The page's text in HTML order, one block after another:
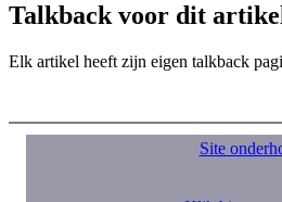
Talkback voor dit artikel
Elk artikel heeft zijn eigen talkback
Site